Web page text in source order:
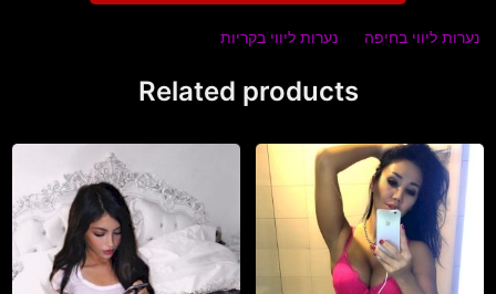
נערות ליווי בחיפה נערות ליווי בקריות
Related products